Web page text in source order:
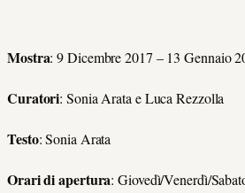
Mostra:9 Dicembre 2017 – 13 Gennaio
Curatori:Sonia Arata e Luca Rezzolla
Testo:Sonia Arata
Orari di apertura:Giovedì/Venerdì/